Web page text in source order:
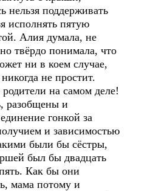
нельзя поддерживать
исполнять пятую
Алия думала, не
твёрдо понимала, что
ни в коем случае,
не простит.
на самом деле!
разобщены и
гонкой за
и зависимостью
были бы сёстры,
был бы двадцать
Как бы они
мама потому и